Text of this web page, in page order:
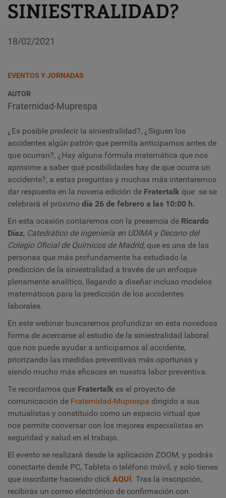
SINIESTRALIDAD?
18/02/2021
EVENTOS Y JORNADAS
AUTOR
Fraternidad-Muprespa
¿Es posible predecir la siniestralidad?, ¿Siguen los
accidentes algún patrón que permita anticiparnos antes de
que ocurran?, ¿Hay alguna fórmula matemática que nos
aproxime a saber qué posibilidades hay de que ocurra un
accidente?, a estas preguntas y muchas más intentaremos
dar respuesta en la novena edición de Fratertalk que se se
celebrará el próximo día 26 de febrero a las 10:00 h.
En esta ocasión contaremos con la presencia de Ricardo
Díaz, Catedrático de ingeniería en UDIMA y Decano del
Colegio Oficial de Químicos de Madrid, que es una de las
personas que más profundamente ha estudiado la
predicción de la siniestralidad a través de un enfoque
plenamente analítico, llegando a diseñar incluso modelos
matemáticos para la predicción de los accidentes
laborales.
En este webinar buscaremos profundizar en esta novedosa
forma de acercarse al estudio de la siniestralidad laboral
que nos puede ayudar a anticiparnos al accidente,
priorizando las medidas preventivas más oportunas y
siendo mucho más eficaces en nuestra labor preventiva.
Te recordamos que Fratertalk es el proyecto de
comunicación de Fraternidad-Muprespa dirigido a sus
mutualistas y constituido como un espacio virtual que
nos permite conversar con los mejores especialistas en
seguridad y salud en el trabajo.
El evento se realizará desde la aplicación ZOOM, y podrás
conectarte desde PC, Tableta o teléfono móvil, y solo tienes
que inscribirte haciendo click AQUÍ. Tras la inscripción,
recibirás un correo electrónico de confirmación con